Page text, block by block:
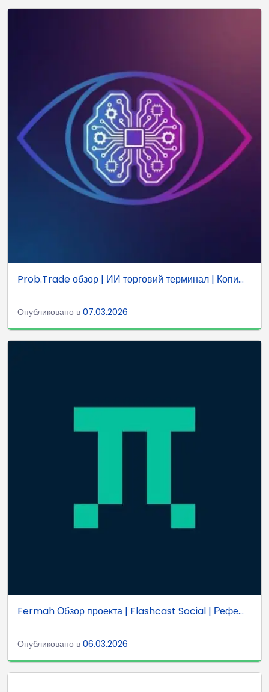
Prob.Trade обзор | ИИ торговий терминал | Копи...
Опубликовано в 07.03.2026
Fermah Обзор проекта | Flashcast Social | Рефе...
Опубликовано в 06.03.2026